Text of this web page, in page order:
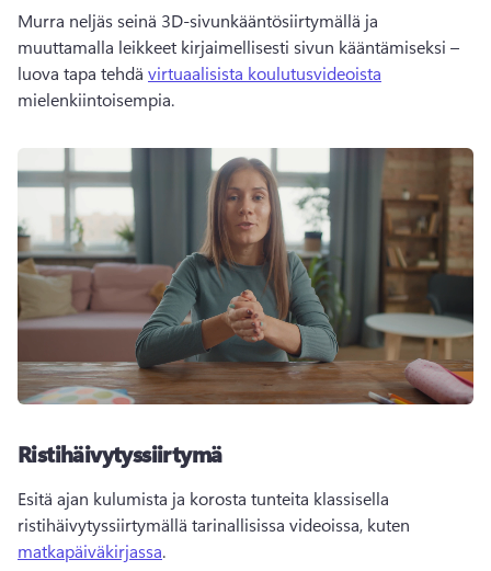
Murra neljäs seinä 3D-sivunkääntösiirtymällä ja
muuttamalla leikkeet kirjaimellisesti sivun kääntämiseksi –
luova tapa tehdä virtuaalisista koulutusvideoista
mielenkiintoisempia.
Ristihäivytyssiirtymä
Esitä ajan kulumista ja korosta tunteita klassisella
ristihäivytyssiirtymällä tarinallisissa videoissa, kuten
matkapäiväkirjassa.